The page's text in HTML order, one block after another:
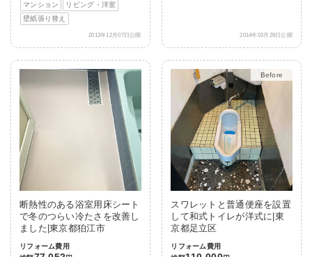
マンション
リビング・洋室
壁紙張り替え
2013年12月07日公開 2014年03月28日公開
断熱性のある浴室用床シート
で冬のつらい冷たさを改善し
ました|東京都狛江市
リフォーム費用
After
スワレットと普通便座を設置
して和式トイレが洋式に|東
京都足立区
リフォーム費用